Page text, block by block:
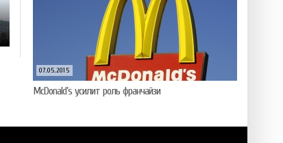
07.05.2015
McDonald’s усилит роль франчайзи